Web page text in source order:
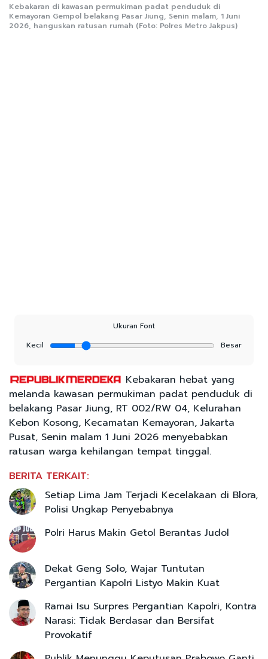
Kebakaran di kawasan permukiman padat penduduk di
Kemayoran Gempol belakang Pasar Jiung, Senin malam, 1 Juni
2026, hanguskan ratusan rumah (Foto: Polres Metro Jakpus)
Ukuran Font
Kecil
Besar
Kebakaran hebat yang
melanda kawasan permukiman padat penduduk di
belakang Pasar Jiung, RT 002/RW 04, Kelurahan
Kebon Kosong, Kecamatan Kemayoran, Jakarta
Pusat, Senin malam 1 Juni 2026 menyebabkan
ratusan warga kehilangan tempat tinggal.
BERITA TERKAIT:
Setiap Lima Jam Terjadi Kecelakaan di Blora,
Polisi Ungkap Penyebabnya
Polri Harus Makin Getol Berantas Judol
Dekat Geng Solo, Wajar Tuntutan
Pergantian Kapolri Listyo Makin Kuat
Ramai Isu Surpres Pergantian Kapolri, Kontra
Narasi: Tidak Berdasar dan Bersifat
Provokatif